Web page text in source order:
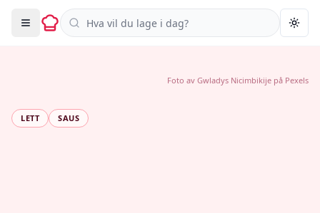
Søk i oppskrifter
LETT SAUS
Foto av Gwladys Nicimbikije på Pexels